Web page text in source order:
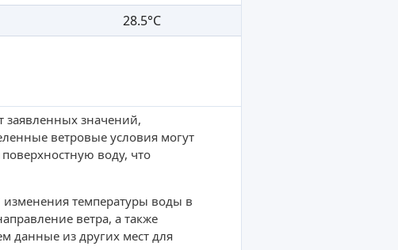
28.5°C
заявленных значений,
ветровые условия могут
воду, что
температуры воды в
ветра, а также
данные из других мест для